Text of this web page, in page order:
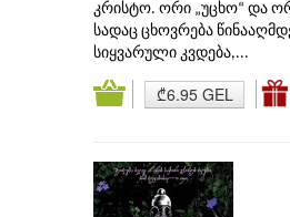
კრისტო. ორი „უცხო“ და
სადაც ცხოვრება
სიყვარული კვდება,...
₾6.95 GEL